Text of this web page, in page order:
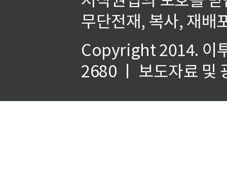
무단전재, 복사, 재배
Copyright 2014. 이
2680 ㅣ 보도자료